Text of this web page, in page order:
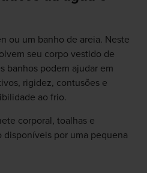
ou um banho de areia. Neste
seu corpo vestido de
banhos podem ajudar em
rigidez, contusões e
ao frio.
corporal, toalhas e
disponíveis por uma pequena